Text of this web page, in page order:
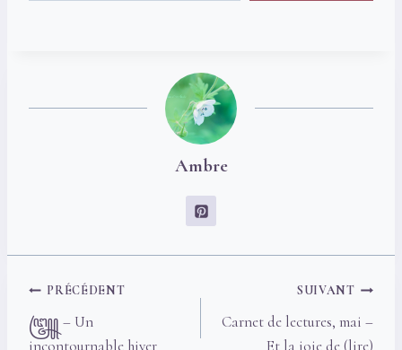
Ambre
Navigation
de
PRÉCÉDENT
꧅ – Un
incontournable hiver
SUIVANT
Carnet de lectures, mai –
Et la joie de (lire)